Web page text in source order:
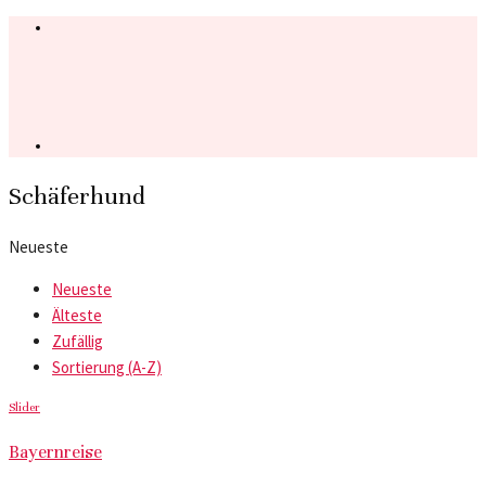
Schäferhund
Neueste
Neueste
Älteste
Zufällig
Sortierung (A-Z)
Slider
Bayernreise